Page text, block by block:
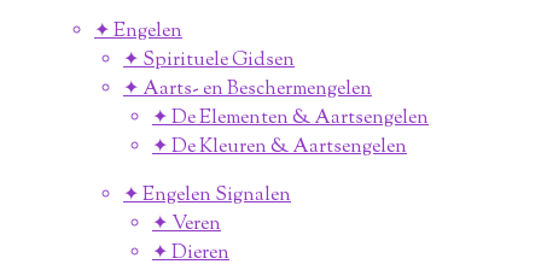
✦ Engelen
✦ Spirituele Gidsen
✦ Aarts- en Beschermengelen
✦ De Elementen & Aartsengelen
✦ De Kleuren & Aartsengelen
✦ Engelen Signalen
✦ Veren
✦ Dieren